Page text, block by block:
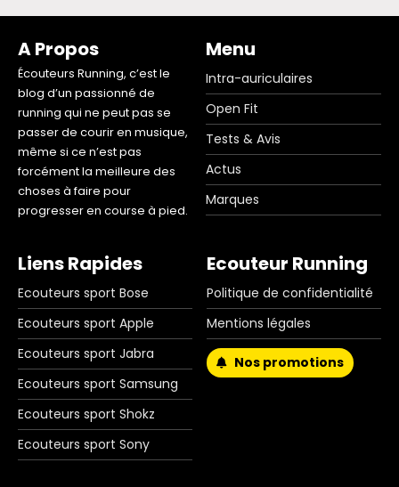
A Propos
Écouteurs Running, c’est le
blog d’un passionné de
running qui ne peut pas se
passer de courir en musique,
même si ce n’est pas
forcément la meilleure des
choses à faire pour
progresser en course à pied.
Menu
Intra-auriculaires
Open Fit
Tests & Avis
Actus
Marques
Liens Rapides
Ecouteurs sport Bose
Ecouteurs sport Apple
Ecouteurs sport Jabra
Ecouteurs sport Samsung
Ecouteurs sport Shokz
Ecouteurs sport Sony
Ecouteur Running
Politique de confidentialité
Mentions légales
Nos promotions